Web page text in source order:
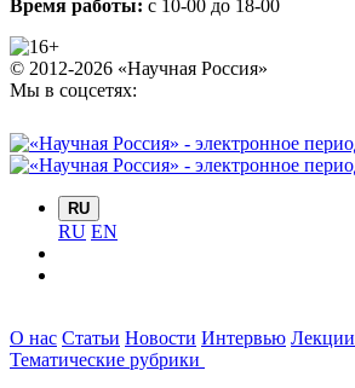
Время работы: с 10-00 до 18-00
© 2012-2026 «Научная Россия»
Мы в соцсетях:
RU
RU EN
О нас Статьи Новости Интервью Лекции
Тематические рубрики